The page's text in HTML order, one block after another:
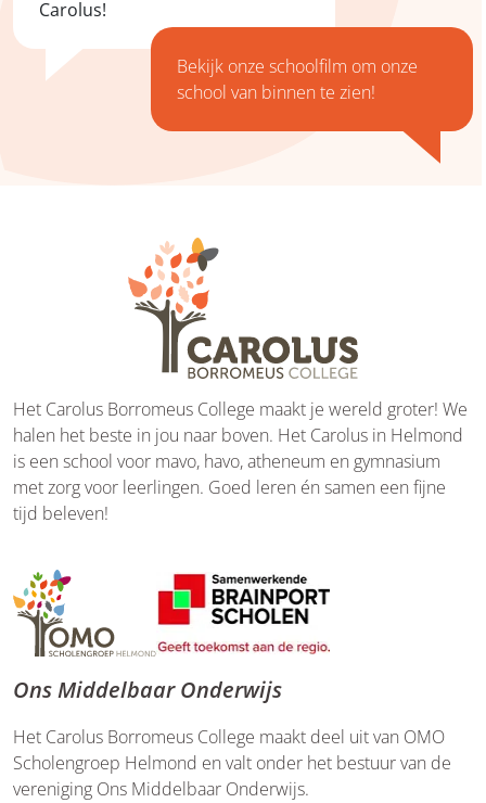
Carolus!
Bekijk onze schoolfilm om onze
school van binnen te zien!
Het Carolus Borromeus College maakt je wereld groter! We
halen het beste in jou naar boven. Het Carolus in Helmond
is een school voor mavo, havo, atheneum en gymnasium
met zorg voor leerlingen. Goed leren én samen een fijne
tijd beleven!
Ons Middelbaar Onderwijs
Het Carolus Borromeus College maakt deel uit van OMO
Scholengroep Helmond en valt onder het bestuur van de
vereniging Ons Middelbaar Onderwijs.